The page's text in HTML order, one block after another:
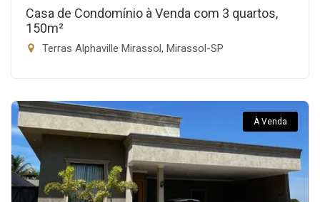
Casa de Condomínio à Venda com 3 quartos,
150m²
Terras Alphaville Mirassol, Mirassol-SP
À Venda